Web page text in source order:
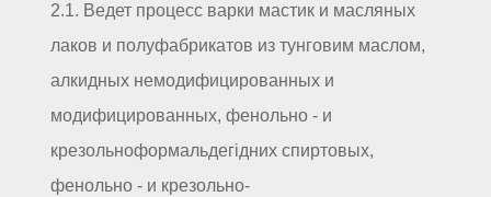
2.1. Ведет процесс варки мастик и масляных
лаков и полуфабрикатов из тунговим маслом,
алкидных немодифицированных и
модифицированных, фенольно - и
крезольноформальдегідних спиртовых,
фенольно - и крезольно-